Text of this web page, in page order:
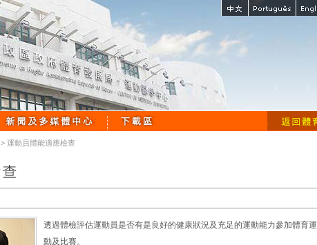
> 運動員體能適應檢查
透過體檢評估運動員是否有是良好的健康狀況及充足的運動能力參加體育運
動及比賽。